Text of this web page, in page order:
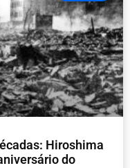
Hiroshima
do